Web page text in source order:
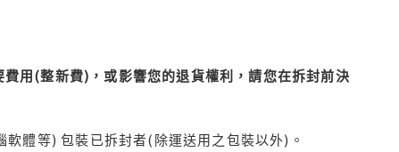
用(整新費)，或影響您的退貨權利，請您在拆封前決
體等) 包裝已拆封者(除運送用之包裝以外)。